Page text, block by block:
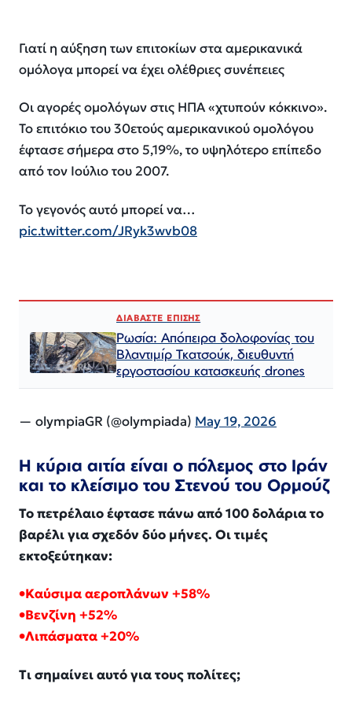
Γιατί η αύξηση των επιτοκίων στα αμερικανικά
ομόλογα μπορεί να έχει ολέθριες συνέπειες
Οι αγορές ομολόγων στις ΗΠΑ «χτυπούν κόκκινο».
Το επιτόκιο του 30ετούς αμερικανικού ομολόγου
έφτασε σήμερα στο 5,19%, το υψηλότερο επίπεδο
από τον Ιούλιο του 2007.
Το γεγονός αυτό μπορεί να…
pic.twitter.com/JRyk3wvb08
ΔΙΑΒΑΣΤΕ ΕΠΙΣΗΣ
Ρωσία: Απόπειρα δολοφονίας του
Βλαντιμίρ Τκατσούκ, διευθυντή
εργοστασίου κατασκευής drones
— olympiaGR (@olympiada) May 19, 2026
Η κύρια αιτία είναι ο πόλεμος στο Ιράν
και το κλείσιμο του Στενού του Ορμούζ
Το πετρέλαιο έφτασε πάνω από 100 δολάρια το
βαρέλι για σχεδόν δύο μήνες. Οι τιμές
εκτοξεύτηκαν:
•Καύσιμα αεροπλάνων +58%
•Βενζίνη +52%
•Λιπάσματα +20%
Τι σημαίνει αυτό για τους πολίτες;